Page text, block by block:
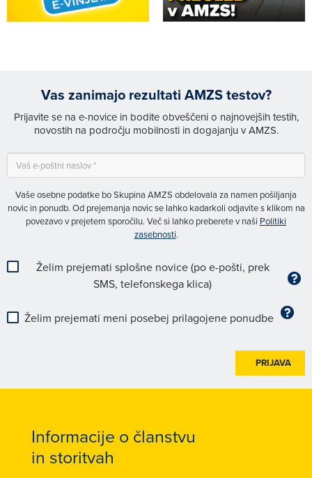
Vas zanimajo rezultati AMZS testov?
Prijavite se na e-novice in bodite obveščeni o najnovejših testih,
novostih na področju mobilnosti in dogajanju v AMZS.
Vaše osebne podatke bo Skupina AMZS obdelovala za namen pošiljanja
novic in ponudb. Od prejemanja novic se lahko kadarkoli odjavite s klikom na
povezavo v prejetem sporočilu. Več si lahko preberete v naši Politiki
zasebnosti.
Želim prejemati splošne novice (po e-pošti, prek
SMS, telefonskega klica)
Želim prejemati meni posebej prilagojene ponudbe
PRIJAVA
Informacije o članstvu
in storitvah